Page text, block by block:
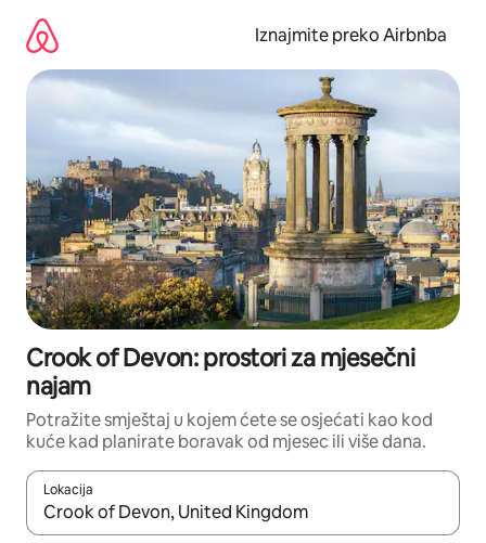
sadržaj
Iznajmite preko Airbnba
Crook of Devon: prostori za mjesečni
najam
Potražite smještaj u kojem ćete se osjećati kao kod
kuće kad planirate boravak od mjesec ili više dana.
Lokacija
Kada budu dostupni rezultati, moći ćete ih pregledati